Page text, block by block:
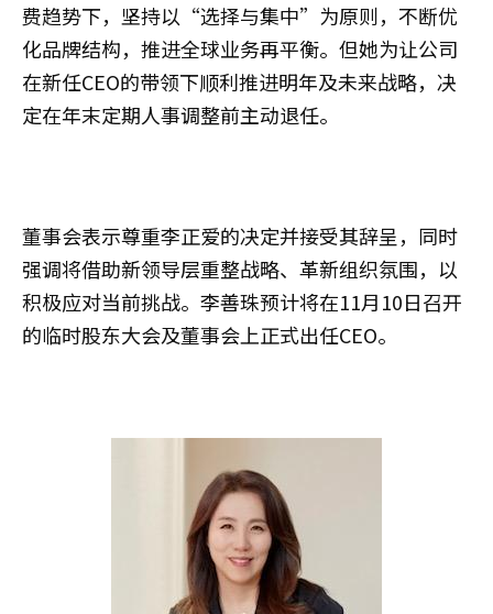
费趋势下，坚持以“选择与集中”为原则，不断优
化品牌结构，推进全球业务再平衡。但她为让公司
在新任CEO的带领下顺利推进明年及未来战略，决
定在年末定期人事调整前主动退任。
董事会表示尊重李正爱的决定并接受其辞呈，同时
强调将借助新领导层重整战略、革新组织氛围，以
积极应对当前挑战。李善珠预计将在11月10日召开
的临时股东大会及董事会上正式出任CEO。